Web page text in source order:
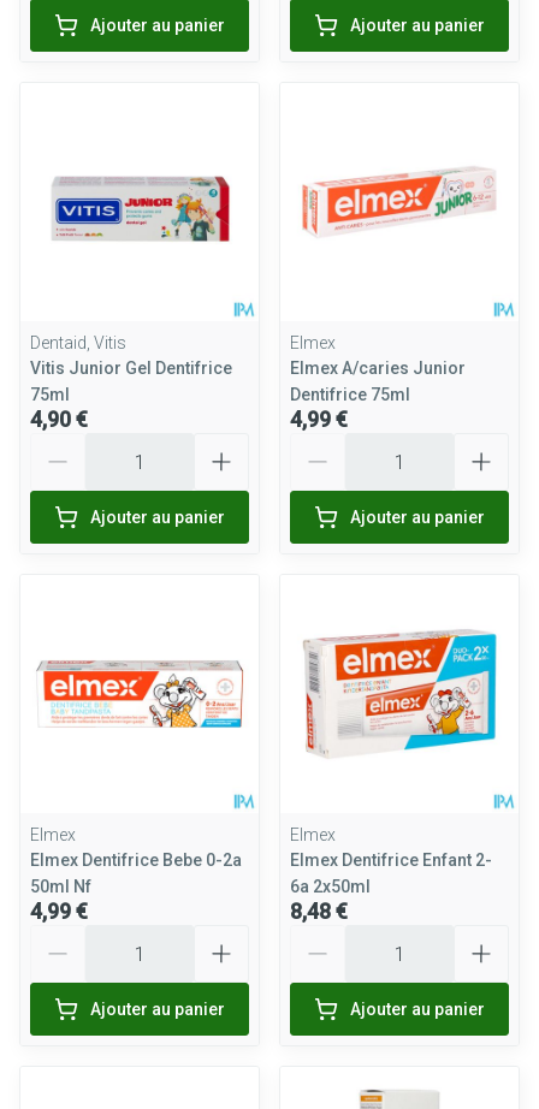
Ajouter au panier Ajouter au panier
Dentaid, Vitis
Vitis Junior Gel Dentifrice
75ml
4,90 €
Ajouter au panier
Elmex
Elmex A/caries Junior
Dentifrice 75ml
4,99 €
Ajouter au panier
Elmex
Elmex Dentifrice Bebe 0-2a
50ml Nf
4,99 €
Ajouter au panier
Elmex
Elmex Dentifrice Enfant 2-
6a 2x50ml
8,48 €
Ajouter au panier